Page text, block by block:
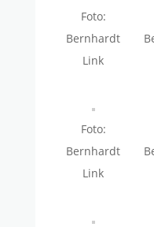
Foto:
Bernhardt
Link
Foto:
Bernhardt
Link